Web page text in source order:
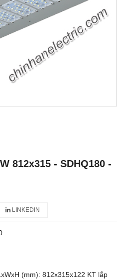
812x315 - SDHQ180 -
LINKEDIN
(mm): 812x315x122 KT lắp